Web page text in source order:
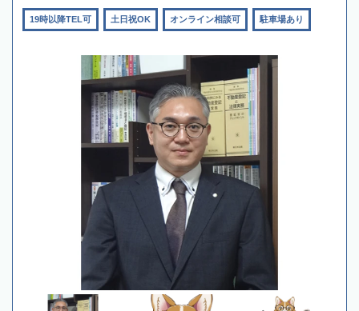
19時以降TEL可 土日祝OK オンライン相談可 駐車場あり